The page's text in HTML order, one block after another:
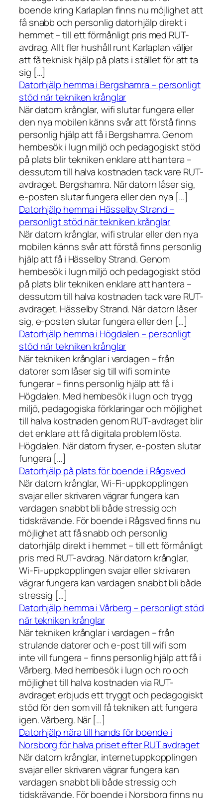
boende kring Karlaplan finns nu möjlighet att
få snabb och personlig datorhjälp direkt i
hemmet – till ett förmånligt pris med RUT-
avdrag. Allt fler hushåll runt Karlaplan väljer
att få teknisk hjälp på plats i stället för att ta
sig […]
Datorhjälp hemma i Bergshamra – personligt
stöd när tekniken krånglar
När datorn krånglar, wifi slutar fungera eller
den nya mobilen känns svår att förstå finns
personlig hjälp att få i Bergshamra. Genom
hembesök i lugn miljö och pedagogiskt stöd
på plats blir tekniken enklare att hantera –
dessutom till halva kostnaden tack vare RUT-
avdraget. Bergshamra. När datorn låser sig,
e-posten slutar fungera eller den nya […]
Datorhjälp hemma i Hässelby Strand –
personligt stöd när tekniken krånglar
När datorn krånglar, wifi strular eller den nya
mobilen känns svår att förstå finns personlig
hjälp att få i Hässelby Strand. Genom
hembesök i lugn miljö och pedagogiskt stöd
på plats blir tekniken enklare att hantera –
dessutom till halva kostnaden tack vare RUT-
avdraget. Hässelby Strand. När datorn låser
sig, e-posten slutar fungera eller den […]
Datorhjälp hemma i Högdalen – personligt
stöd när tekniken krånglar
När tekniken krånglar i vardagen – från
datorer som låser sig till wifi som inte
fungerar – finns personlig hjälp att få i
Högdalen. Med hembesök i lugn och trygg
miljö, pedagogiska förklaringar och möjlighet
till halva kostnaden genom RUT-avdraget blir
det enklare att få digitala problem lösta.
Högdalen. När datorn fryser, e-posten slutar
fungera […]
Datorhjälp på plats för boende i Rågsved
När datorn krånglar, Wi-Fi-uppkopplingen
svajar eller skrivaren vägrar fungera kan
vardagen snabbt bli både stressig och
tidskrävande. För boende i Rågsved finns nu
möjlighet att få snabb och personlig
datorhjälp direkt i hemmet – till ett förmånligt
pris med RUT-avdrag. När datorn krånglar,
Wi-Fi-uppkopplingen svajar eller skrivaren
vägrar fungera kan vardagen snabbt bli både
stressig […]
Datorhjälp hemma i Vårberg – personligt stöd
när tekniken krånglar
När tekniken krånglar i vardagen – från
strulande datorer och e-post till wifi som
inte vill fungera – finns personlig hjälp att få i
Vårberg. Med hembesök i lugn och ro och
möjlighet till halva kostnaden via RUT-
avdraget erbjuds ett tryggt och pedagogiskt
stöd för den som vill få tekniken att fungera
igen. Vårberg. När […]
Datorhjälp nära till hands för boende i
Norsborg för halva priset efter RUT avdraget
När datorn krånglar, internetuppkopplingen
svajar eller skrivaren vägrar fungera kan
vardagen snabbt bli både stressig och
tidskrävande. För boende i Norsborg finns nu